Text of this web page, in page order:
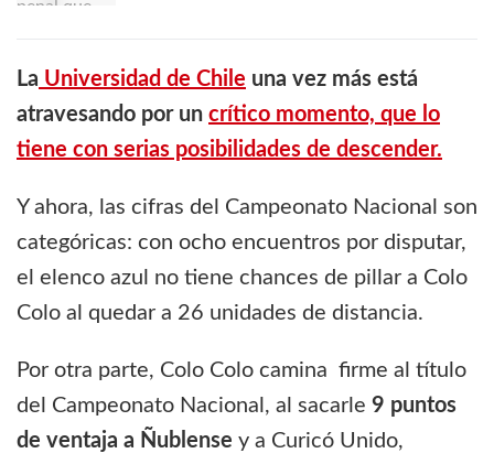
La Universidad de Chile una vez más está
atravesando por un crítico momento, que lo
tiene con serias posibilidades de descender.
Y ahora, las cifras del Campeonato Nacional son
categóricas: con ocho encuentros por disputar,
el elenco azul no tiene chances de pillar a Colo
Colo al quedar a 26 unidades de distancia.
Por otra parte, Colo Colo camina firme al título
del Campeonato Nacional, al sacarle 9 puntos
de ventaja a Ñublense y a Curicó Unido,